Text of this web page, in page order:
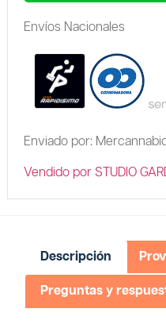
Envíos Nacionales
Enviado por:
Vendido por STUDIO
Descripción
Preguntas y